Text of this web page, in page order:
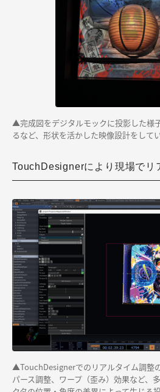
▲完成図をデジタルモックに投影した様
るなど、形状を活かした映像設計をして
TouchDesignerにより現場でリ
▲TouchDesignerでのリアルタイム調整
パース調整、ワープ（歪み）効果など、